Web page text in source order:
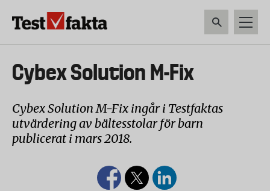
Huvudmeny
ny
Cybex Solution M-Fix
Cybex Solution M-Fix ingår i Testfaktas
utvärdering av bältesstolar för barn
publicerat i mars 2018.